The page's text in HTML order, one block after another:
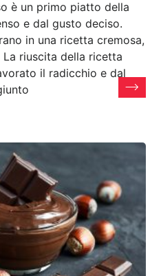
è un primo piatto della
e dal gusto deciso.
in una ricetta cremosa,
riuscita della ricetta
il radicchio e dal